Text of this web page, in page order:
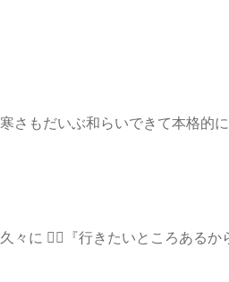
寒さもだいぶ和らいできて本格的
久々に 🙋‍♀️『行きたいところあるか